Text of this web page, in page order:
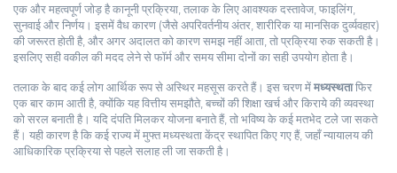
एक और महत्वपूर्ण जोड़ हैकानूनी प्रक्रिया तलाक के लिए आवश्यक दस्तावेज, फाइलिंग,
सुनवाई और निर्णय। इसमें वैध कारण (जैसे अपरिवर्तनीय अंतर, शारीरिक या मानसिक दुर्व्यवहार)
की जरूरत होती है, और अगर अदालत को कारण समझ नहीं आता, तो प्रक्रिया रुक सकती है।
इसलिए सही वकील की मदद लेने से फॉर्म और समय सीमा दोनों का सही उपयोग होता है।
तलाक के बाद कई लोग आर्थिक रूप से अस्थिर महसूस करते हैं। इस चरण मेंमध्यस्थताफिर
एक बार काम आती है, क्योंकि यह वित्तीय समझौते, बच्चों की शिक्षा खर्च और किराये की व्यवस्था
को सरल बनाती है। यदि दंपति मिलकर योजना बनाते हैं, तो भविष्य के कई मतभेद टले जा सकते
हैं। यही कारण है कि कई राज्य में मुफ्त मध्यस्थता केंद्र स्थापित किए गए हैं, जहाँ न्यायालय की
आधिकारिक प्रक्रिया से पहले सलाह ली जा सकती है।